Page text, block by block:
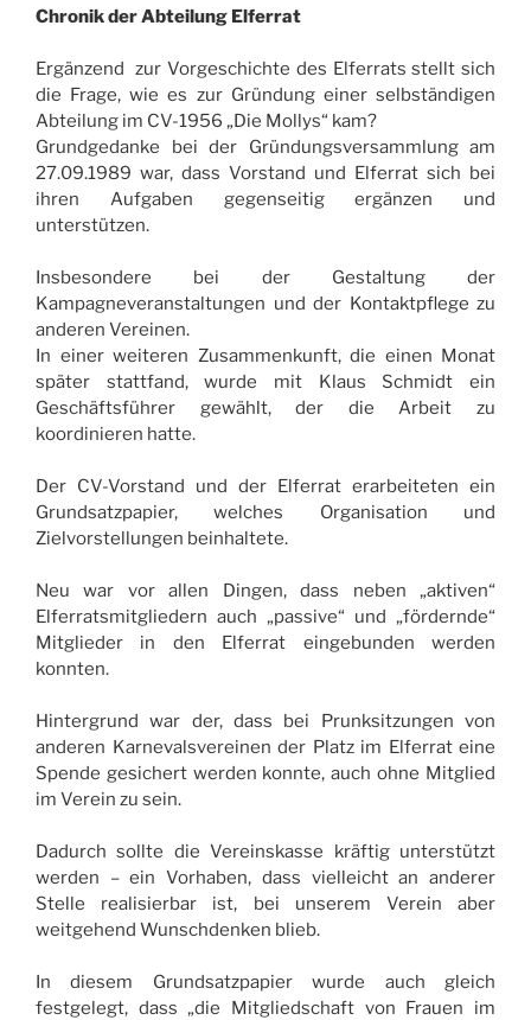
Chronik der Abteilung Elferrat
Ergänzend zur Vorgeschichte des Elferrats stellt sich
die Frage, wie es zur Gründung einer selbständigen
Abteilung im CV-1956 „Die Mollys“ kam?
Grundgedanke bei der Gründungsversammlung am
27.09.1989 war, dass Vorstand und Elferrat sich bei
ihren Aufgaben gegenseitig ergänzen und
unterstützen.
Insbesondere bei der Gestaltung der
Kampagneveranstaltungen und der Kontaktpflege zu
anderen Vereinen.
In einer weiteren Zusammenkunft, die einen Monat
später stattfand, wurde mit Klaus Schmidt ein
Geschäftsführer gewählt, der die Arbeit zu
koordinieren hatte.
Der CV-Vorstand und der Elferrat erarbeiteten ein
Grundsatzpapier, welches Organisation und
Zielvorstellungen beinhaltete.
Neu war vor allen Dingen, dass neben „aktiven“
Elferratsmitgliedern auch „passive“ und „fördernde“
Mitglieder in den Elferrat eingebunden werden
konnten.
Hintergrund war der, dass bei Prunksitzungen von
anderen Karnevalsvereinen der Platz im Elferrat eine
Spende gesichert werden konnte, auch ohne Mitglied
im Verein zu sein.
Dadurch sollte die Vereinskasse kräftig unterstützt
werden – ein Vorhaben, dass vielleicht an anderer
Stelle realisierbar ist, bei unserem Verein aber
weitgehend Wunschdenken blieb.
In diesem Grundsatzpapier wurde auch gleich
festgelegt, dass „die Mitgliedschaft von Frauen im